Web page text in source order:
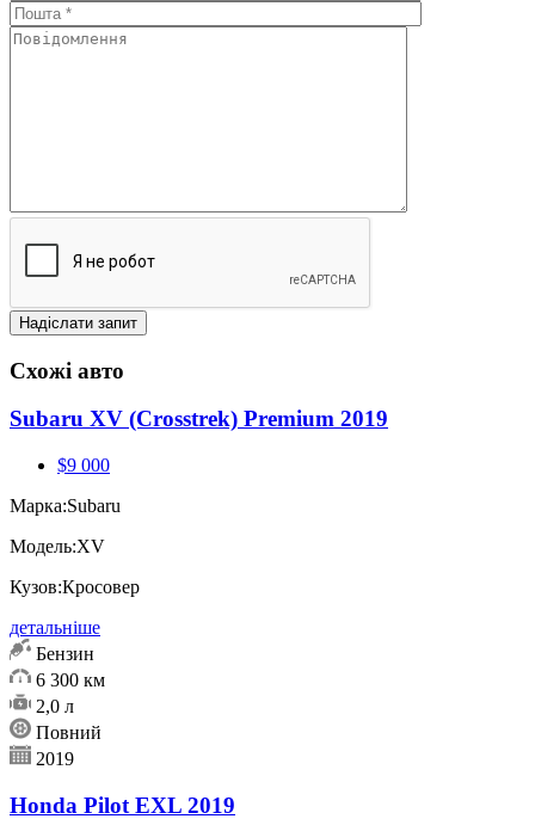
Схожі авто
Subaru XV (Crosstrek) Premium 2019
$9 000
Марка:Subaru
Модель:XV
Кузов:Кросовер
детальніше
Бензин
6 300 км
2,0 л
Повний
2019
Honda Pilot EXL 2019